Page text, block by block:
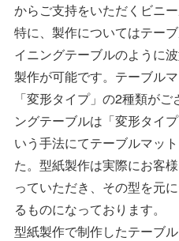
からご支持をいただくビニー
特に、製作についてはテー
イニングテーブルのように
製作が可能です。テーブル
「変形タイプ」の2種類が
ングテーブルは「変形タイ
いう手法にてテーブルマッ
た。型紙製作は実際にお客
っていただき、その型を元
るものになっております。
型紙製作で制作したテーブ